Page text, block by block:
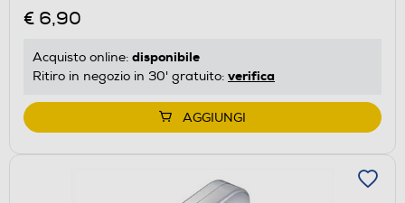
€ 6,90
Acquisto online: disponibile
Ritiro in negozio in 30' gratuito: verifica
AGGIUNGI